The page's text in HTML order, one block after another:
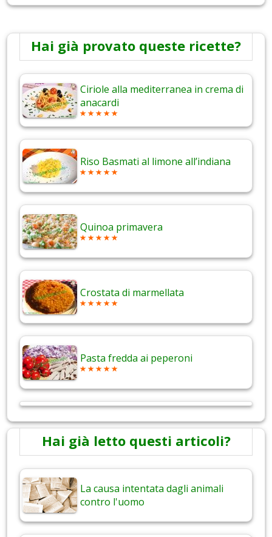
Hai già provato queste ricette?
Ciriole alla mediterranea in crema di
anacardi
Riso Basmati al limone all’indiana
Quinoa primavera
Crostata di marmellata
Pasta fredda ai peperoni
Hai già letto questi articoli?
La causa intentata dagli animali
contro l'uomo